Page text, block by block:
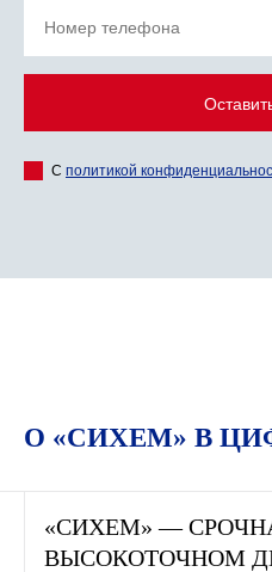
С политикой
О «СИХЕМ» В
«СИХЕМ» —
ВЫСОКОТОЧНОМ